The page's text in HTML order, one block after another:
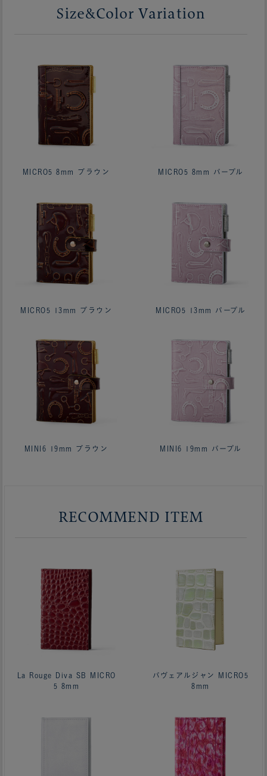
Size&Color Variation
MICRO5 8mm ブラウン MICRO5 8mm パープル
MICRO5 13mm ブラウン MICRO5 13mm パープル
MINI6 19mm ブラウン MINI6 19mm パープル
RECOMMEND ITEM
La Rouge Diva SB MICRO
5 8mm
パヴェアルジャン MICRO5
8mm